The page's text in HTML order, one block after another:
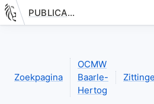
Nieuwe pagina: PUBLICATIE.GELINKT-NOTULEREN.VLAANDEREN.BE
Zoekpagina
OCMW
Baarle-
Hertog